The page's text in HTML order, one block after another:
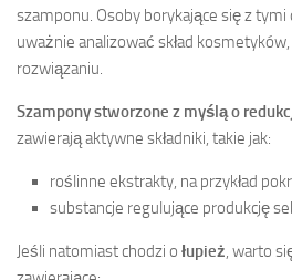
szamponu. Osoby borykające się z
uważnie analizować skład
rozwiązaniu.
Szampony stworzone z myślą o
zawierają aktywne składniki, takie jak:
roślinne ekstrakty, na przykład
substancje regulujące produkcję
Jeśli natomiast chodzi o łupież, warto